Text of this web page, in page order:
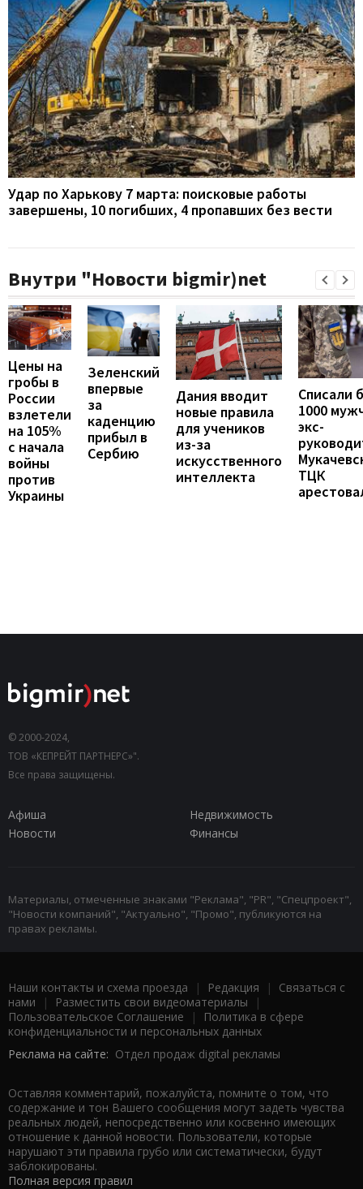
Удар по Харькову 7 марта: поисковые работы
завершены, 10 погибших, 4 пропавших без вести
Внутри "Новости bigmir)net
Цены на
гробы в
России
взлетели
на 105%
с начала
войны
против
Украины
Зеленский
впервые
за
каденцию
прибыл в
Сербию
Дания вводит
новые правила
для учеников
из-за
искусственного
интеллекта
Списали
1000
экс-
ТЦК
© 2000-2024,
ТОВ «КЕПРЕЙТ ПАРТНЕРС»".
Все права защищены.
Афиша
Недвижимость
Новости
Финансы
Материалы, отмеченные знаками "Реклама", "PR", "Спецпроект",
"Новости компаний", "Актуально", "Промо", публикуются на
правах рекламы.
Наши контакты и схема проезда | Редакция | Связаться с
нами | Разместить свои видеоматериалы |
Пользовательское Соглашение |
Политика в сфере
конфиденциальности и персональных данных
Реклама на сайте: Отдел продаж digital рекламы
Оставляя комментарий, пожалуйста, помните о том, что
содержание и тон Вашего сообщения могут задеть чувства
реальных людей, непосредственно или косвенно имеющих
отношение к данной новости. Пользователи, которые
нарушают эти правила грубо или систематически, будут
заблокированы.
Полная версия правил